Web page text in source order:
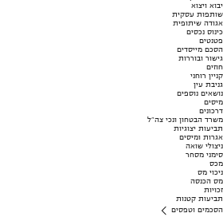
יבוא ויצוא
שותפות עסקית
אגודה שיתופית
כינוס נכסים
פטנטים
הסכם מייסדים
גישור ובוררות
חוזים
קניין רוחני
גניבת עין
נושאים נוספים
מיסים
דרכונים
משרד הבטחון ונכי צה"ל
תביעות יצוגיות
אגרות ומיסים
ניצולי שואה
סימני מסחר
מכס
ניכוי מס
מס הכנסה
זכויות
תביעות קטנות
הסכמים וטפסים